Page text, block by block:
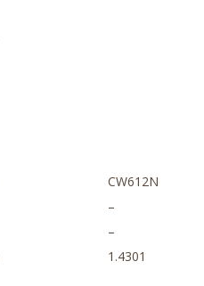
CW612N
–
–
1.4301